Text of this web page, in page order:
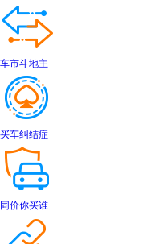
车市斗地主
买车纠结症
同价你买谁